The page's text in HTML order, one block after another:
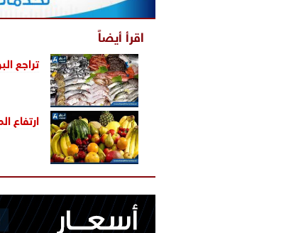
اقرأ أيضاً
تراجع
ارتفاع